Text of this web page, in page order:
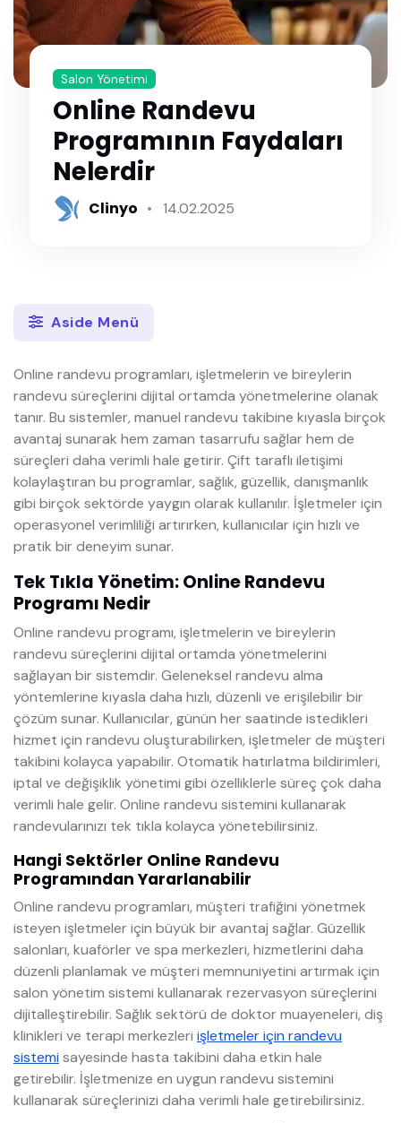
Salon Yönetimi
Online Randevu
Programının Faydaları
Nelerdir
Clinyo 14.02.2025
Aside Menü
Online randevu programları, işletmelerin ve bireylerin
randevu süreçlerini dijital ortamda yönetmelerine olanak
tanır. Bu sistemler, manuel randevu takibine kıyasla birçok
avantaj sunarak hem zaman tasarrufu sağlar hem de
süreçleri daha verimli hale getirir. Çift taraflı iletişimi
kolaylaştıran bu programlar, sağlık, güzellik, danışmanlık
gibi birçok sektörde yaygın olarak kullanılır. İşletmeler için
operasyonel verimliliği artırırken, kullanıcılar için hızlı ve
pratik bir deneyim sunar.
Tek Tıkla Yönetim: Online Randevu
Programı Nedir
Online randevu programı, işletmelerin ve bireylerin
randevu süreçlerini dijital ortamda yönetmelerini
sağlayan bir sistemdir. Geleneksel randevu alma
yöntemlerine kıyasla daha hızlı, düzenli ve erişilebilir bir
çözüm sunar. Kullanıcılar, günün her saatinde istedikleri
hizmet için randevu oluşturabilirken, işletmeler de müşteri
takibini kolayca yapabilir. Otomatik hatırlatma bildirimleri,
iptal ve değişiklik yönetimi gibi özelliklerle süreç çok daha
verimli hale gelir. Online randevu sistemini kullanarak
randevularınızı tek tıkla kolayca yönetebilirsiniz.
Hangi Sektörler Online Randevu
Programından Yararlanabilir
Online randevu programları, müşteri trafiğini yönetmek
isteyen işletmeler için büyük bir avantaj sağlar. Güzellik
salonları, kuaförler ve spa merkezleri, hizmetlerini daha
düzenli planlamak ve müşteri memnuniyetini artırmak için
salon yönetim sistemi kullanarak rezervasyon süreçlerini
dijitalleştirebilir. Sağlık sektörü de doktor muayeneleri, diş
klinikleri ve terapi merkezleri işletmeler için randevu
sistemi sayesinde hasta takibini daha etkin hale
getirebilir. İşletmenize en uygun randevu sistemini
kullanarak süreçlerinizi daha verimli hale getirebilirsiniz.